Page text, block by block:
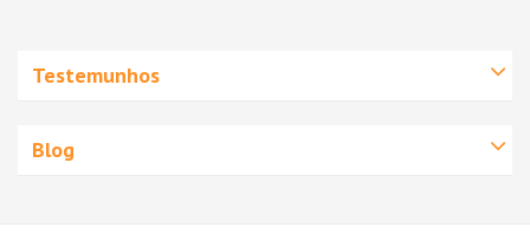
Testemunhos
Blog